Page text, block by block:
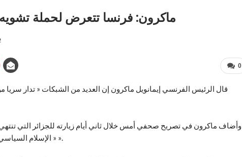
ماكرون: فرنسا تتعرض لحملة تشويه
0
وأضاف ماكرون في تصريح صحفي أمس خلال ثاني أيام زيارته للجزائر التي
« الإسلام السياسي » متهما إياهم بنشر « سياسة معاداة فرنسا ».